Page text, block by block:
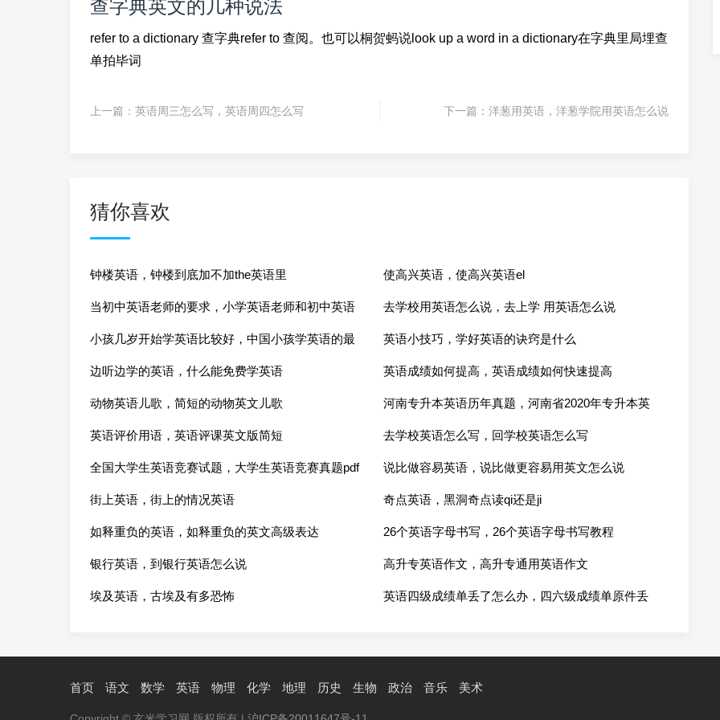
查字典英文的几种说法
refer to a dictionary 查字典refer to 查阅。也可以桐贺蚂说look up a word in a dictionary在字典里局埋查
单拍毕词
上一篇： 英语周三怎么写，英语周四怎么写 下一篇： 洋葱用英语，洋葱学院用英语怎么说
猜你喜欢
钟楼英语，钟楼到底加不加the英语里 使高兴英语，使高兴英语el
当初中英语老师的要求，小学英语老师和初中英语
老师
去学校用英语怎么说，去上学 用英语怎么说
小孩几岁开始学英语比较好，中国小孩学英语的最
佳年龄
英语小技巧，学好英语的诀窍是什么
边听边学的英语，什么能免费学英语 英语成绩如何提高，英语成绩如何快速提高
动物英语儿歌，简短的动物英文儿歌 河南专升本英语历年真题，河南省2020年专升本英
语试卷
英语评价用语，英语评课英文版简短 去学校英语怎么写，回学校英语怎么写
全国大学生英语竞赛试题，大学生英语竞赛真题pdf 说比做容易英语，说比做更容易用英文怎么说
街上英语，街上的情况英语 奇点英语，黑洞奇点读qi还是ji
如释重负的英语，如释重负的英文高级表达 26个英语字母书写，26个英语字母书写教程
银行英语，到银行英语怎么说 高升专英语作文，高升专通用英语作文
埃及英语，古埃及有多恐怖 英语四级成绩单丢了怎么办，四六级成绩单原件丢
首页 语文 数学 英语 物理 化学 地理 历史 生物 政治 音乐 美术